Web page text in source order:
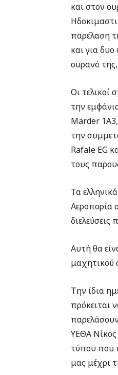
και στον
παρέλαση
και για
ουρανό
Οι τελικοί
την
Marder
την
Rafale EG
τους
Τα
Αεροπορία
Αυτή θα
μαχητικού
Την ίδια
πρόκειται
ΥΕΘΑ
τύπου που
μας μέχρι